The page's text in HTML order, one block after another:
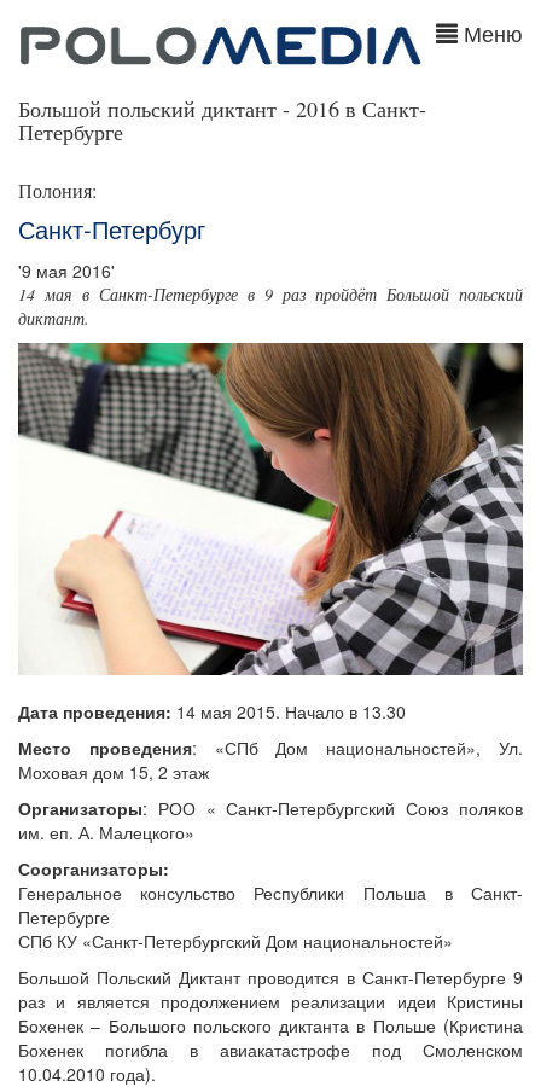
Меню
Большой польский диктант - 2016 в Санкт-
Петербурге
Полония:
Санкт-Петербург
'9 мая 2016'
14 мая в Санкт-Петербурге в 9 раз пройдёт Большой польский
диктант.
Дата проведения: 14 мая 2015. Начало в 13.30
Место проведения: «СПб Дом национальностей», Ул.
Моховая дом 15, 2 этаж
Организаторы: РОО « Санкт-Петербургский Союз поляков
им. еп. А. Малецкого»
Соорганизаторы:
Генеральное консульство Республики Польша в Санкт-
Петербурге
СПб КУ «Санкт-Петербургский Дом национальностей»
Большой Польский Диктант проводится в Санкт-Петербурге 9
раз и является продолжением реализации идеи Кристины
Бохенек – Большого польского диктанта в Польше (Кристина
Бохенек погибла в авиакатастрофе под Смоленском
10.04.2010 года).